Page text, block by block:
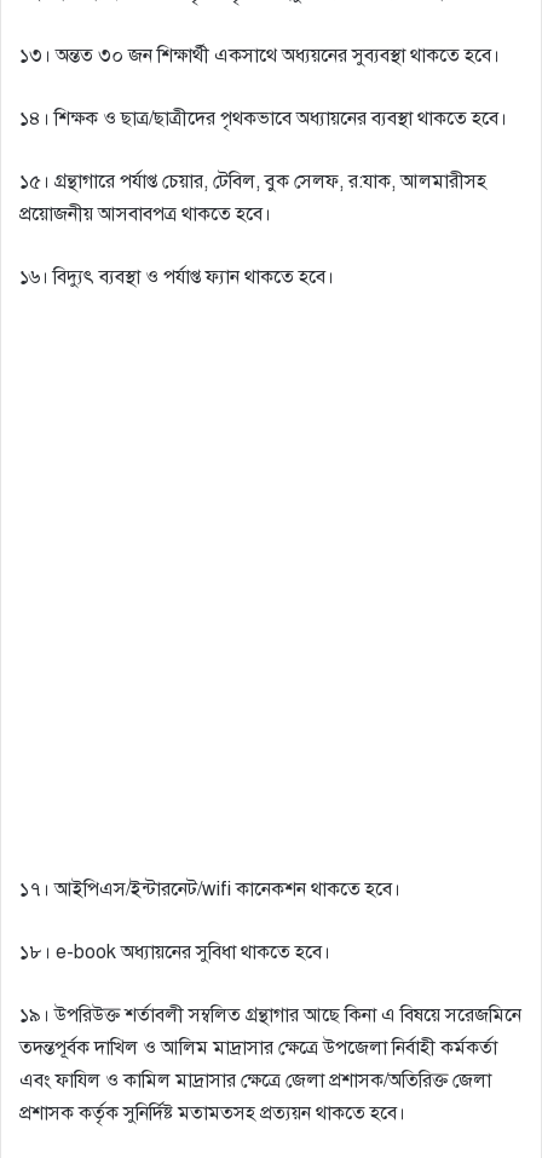
১৩। অন্তত ৩০ জন শিক্ষার্থী একসাথে অধ্যয়নের সুব্যবস্থা থাকতে হবে।
১৪। শিক্ষক ও ছাত্র/ছাত্রীদের পৃথকভাবে অধ্যায়নের ব্যবস্থা থাকতে হবে।
১৫। গ্রন্থাগারে পর্যাপ্ত চেয়ার, টেবিল, বুক সেলফ, র:যাক, আলমারীসহ
প্রয়ােজনীয় আসবাবপত্র থাকতে হবে।
১৬। বিদ্যুৎ ব্যবস্থা ও পর্যাপ্ত ফ্যান থাকতে হবে।
১৭। আইপিএস/ইন্টারনেট/wifi কানেকশন থাকতে হবে।
১৮। e-book অধ্যায়নের সুবিধা থাকতে হবে।
১৯। উপরিউক্ত শর্তাবলী সম্বলিত গ্রন্থাগার আছে কিনা এ বিষয়ে সরেজমিনে
তদন্তপূর্বক দাখিল ও আলিম মাদ্রাসার ক্ষেত্রে উপজেলা নির্বাহী কর্মকর্তা
এবং ফাযিল ও কামিল মাদ্রাসার ক্ষেত্রে জেলা প্রশাসক/অতিরিক্ত জেলা
প্রশাসক কর্তৃক সুনির্দিষ্ট মতামতসহ প্রত্যয়ন থাকতে হবে।